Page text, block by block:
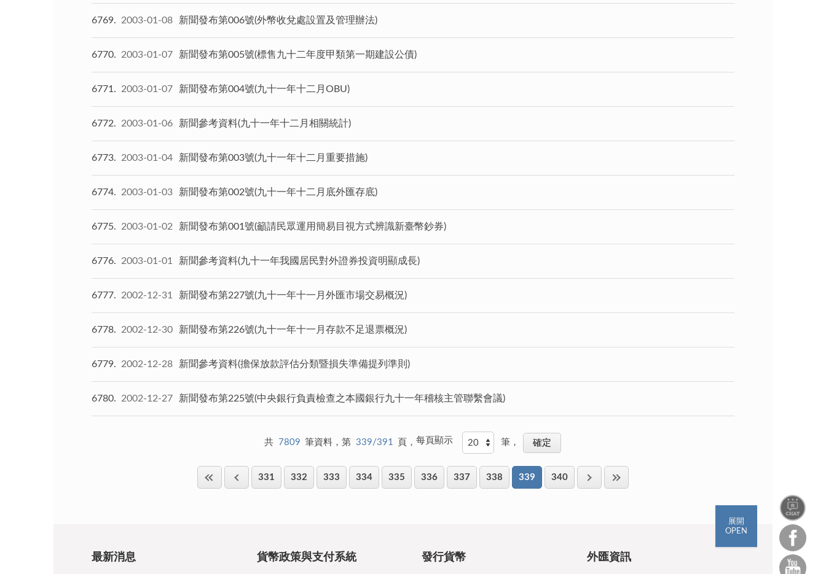
6769 2003-01-08 新聞發布第006號(外幣收兌處設置及管理辦法)
6770 2003-01-07 新聞發布第005號(標售九十二年度甲類第一期建設公債)
6771 2003-01-07 新聞發布第004號(九十一年十二月OBU)
6772 2003-01-06 新聞參考資料(九十一年十二月相關統計)
6773 2003-01-04 新聞發布第003號(九十一年十二月重要措施)
6774 2003-01-03 新聞發布第002號(九十一年十二月底外匯存底)
6775 2003-01-02 新聞發布第001號(籲請民眾運用簡易目視方式辨識新臺幣鈔券)
6776 2003-01-01 新聞參考資料(九十一年我國居民對外證券投資明顯成長)
6777 2002-12-31 新聞發布第227號(九十一年十一月外匯市場交易概況)
6778 2002-12-30 新聞發布第226號(九十一年十一月存款不足退票概況)
6779 2002-12-28 新聞參考資料(擔保放款評估分類暨損失準備提列準則)
6780 2002-12-27 新聞發布第225號(中央銀行負責檢查之本國銀行九十一年稽核主管聯繫會議)
共 7809 筆資料，第 339/391 頁， 每頁顯示 筆，
331 332 333 334 335 336 337 338 339 340
展開
OPEN
最新消息 貨幣政策與支付系統 發行貨幣 外匯資訊